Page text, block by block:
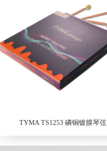
TYMA TS1253 磷铜镀膜琴弦